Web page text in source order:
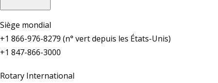
Siège mondial
+1 866-976-8279 (n° vert depuis les États-Unis)
+1 847-866-3000
Rotary International